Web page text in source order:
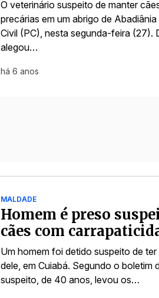
O veterinário suspeito de manter
precárias em um abrigo de
Civil (PC), nesta segunda-feira (27).
alegou…
há 6 anos
MALDADE
Homem é preso
cães com
Um homem foi detido suspeito de
dele, em Cuiabá. Segundo o boletim
suspeito, de 40 anos, levou os…